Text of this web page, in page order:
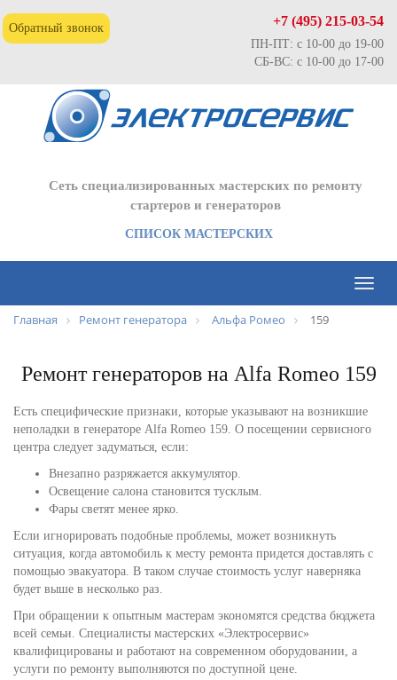
Обратный звонок +7 (495) 215-03-54
ПН-ПТ: с 10-00 до 19-00
СБ-ВС: с 10-00 до 17-00
Сеть специализированных мастерских по ремонту
стартеров и генераторов
СПИСОК МАСТЕРСКИХ
Toggle
Главная Ремонт генератора Альфа Ромео 159
Ремонт генераторов на Alfa Romeo 159
Есть специфические признаки, которые указывают на возникшие
неполадки в генераторе Alfa Romeo 159. О посещении сервисного
центра следует задуматься, если:
Внезапно разряжается аккумулятор.
Освещение салона становится тусклым.
Фары светят менее ярко.
Если игнорировать подобные проблемы, может возникнуть
ситуация, когда автомобиль к месту ремонта придется доставлять с
помощью эвакуатора. В таком случае стоимость услуг наверняка
будет выше в несколько раз.
При обращении к опытным мастерам экономятся средства бюджета
всей семьи. Специалисты мастерских «Электросервис»
квалифицированы и работают на современном оборудовании, а
услуги по ремонту выполняются по доступной цене.